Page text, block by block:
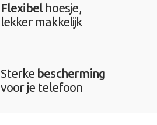
Flexibelhoesje,
lekker makkelijk
Sterke bescherming
voor je telefoon